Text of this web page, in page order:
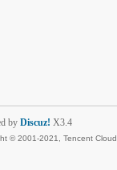
by Discuz! X3.4
© 2001-2021, Tencent Cloud.